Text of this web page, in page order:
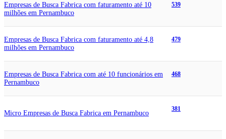
Empresas de Busca Fabrica com faturamento até 10
milhões em Pernambuco
539
Empresas de Busca Fabrica com faturamento até 4,8
milhões em Pernambuco
479
Empresas de Busca Fabrica com até 10 funcionários em
Pernambuco
468
Micro Empresas de Busca Fabrica em Pernambuco
381